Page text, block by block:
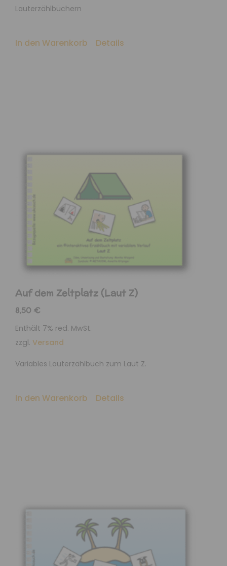
Lauterzählbüchern
In den Warenkorb Details
Auf dem Zeltplatz (Laut Z)
8,50 €
Enthält 7% red. MwSt.
zzgl. Versand
Variables Lauterzählbuch zum Laut Z.
In den Warenkorb Details